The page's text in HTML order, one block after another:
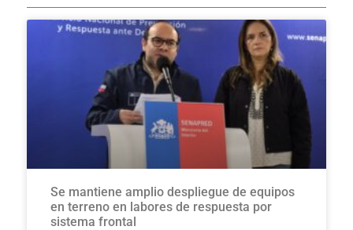
Se mantiene amplio despliegue de equipos
en terreno en labores de respuesta por
sistema frontal